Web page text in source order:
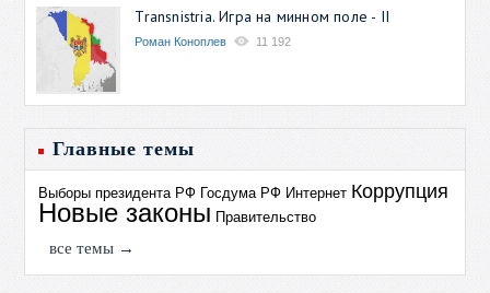
Transnistria. Игра на минном поле - II
Роман Коноплев 11 192
Главные темы
Выборы президента РФ Госдума РФ Интернет Коррупция
Новые законы Правительство
все темы →